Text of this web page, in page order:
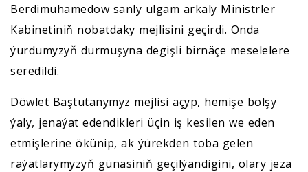
Berdimuhamedow sanly ulgam arkaly Ministrler
Kabinetiniň nobatdaky mejlisini geçirdi. Onda
ýurdumyzyň durmuşyna degişli birnäçe meselelere
seredildi.
Döwlet Baştutanymyz mejlisi açyp, hemişe bolşy
ýaly, jenaýat edendikleri üçin iş kesilen we eden
etmişlerine ökünip, ak ýürekden toba gelen
raýatlarymyzyň günäsiniň geçilýändigini, olary jeza